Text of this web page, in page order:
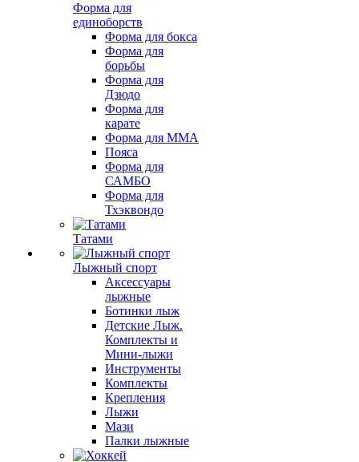
Форма для
единоборств
Форма для бокса
Форма для
борьбы
Форма для
Дзюдо
Форма для
карате
Форма для MMA
Пояса
Форма для
САМБО
Форма для
Тхэквондо
Татами
Лыжный спорт
Аксессуары
лыжные
Ботинки лыж
Детские Лыж.
Комплекты и
Мини-лыжи
Инструменты
Комплекты
Крепления
Лыжи
Мази
Палки лыжные